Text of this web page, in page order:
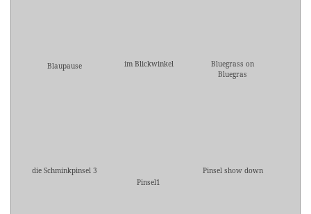
Blaupause im Blickwinkel
Bluegrass on
Bluegras
die Schminkpinsel 3
Pinsel1
Pinsel show down